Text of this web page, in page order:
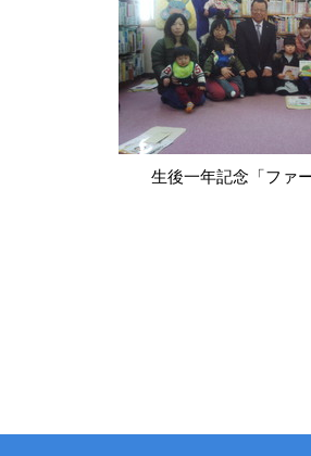
生後一年記念「ファ